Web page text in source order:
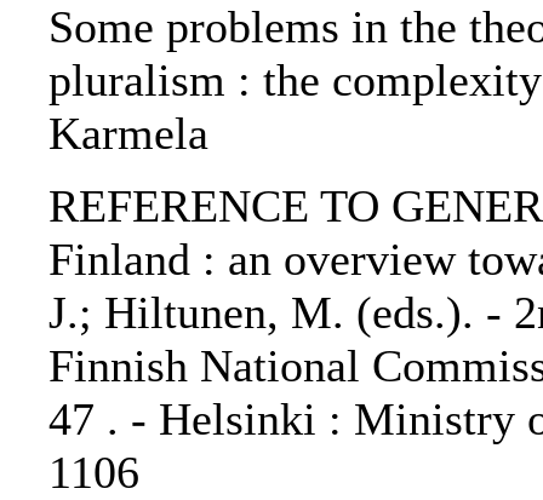
Some problems in the
pluralism : the
Karmela
REFERENCE TO
Finland : an overview
J.; Hiltunen, M. (eds.). -
Finnish National
47 . - Helsinki : Ministry
1106